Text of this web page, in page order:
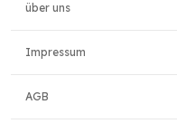
über uns
Impressum
AGB